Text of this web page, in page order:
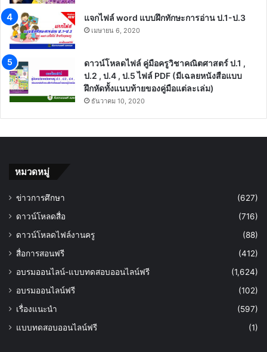
แจกไฟล์ word แบบฝึกทักษะการอ่าน ป.1-ป.3
เมษายน 6, 2020
ดาวน์โหลดไฟล์ คู่มือครูวิชาคณิตศาสตร์ ป.1 ,
ป.2 , ป.4 , ป.5 ไฟล์ PDF (มีเฉลยหนังสือแบบ
ฝึกหัดทั้งแนบท้ายของคู่มือแต่ละเล่ม)
ธันวาคม 10, 2020
หมวดหมู่
ข่าวการศึกษา
(627)
ดาวน์โหลดสื่อ
(716)
ดาวน์โหลดไฟล์งานครู
(88)
สื่อการสอนฟรี
(412)
อบรมออนไลน์-แบบทดสอบออนไลน์ฟรี
(1,624)
อบรมออนไลน์ฟรี
(102)
เรื่องแนะนำ
(597)
แบบทดสอบออนไลน์ฟรี
(1)